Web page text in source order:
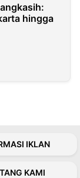
hingga
IKLAN
KAMI